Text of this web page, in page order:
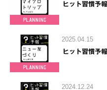
ヒット習慣予
2025.04.15
ヒット習慣予
2024.12.24